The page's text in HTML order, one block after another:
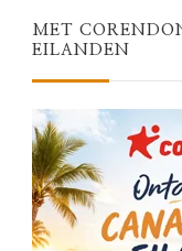
MET
EILANDEN